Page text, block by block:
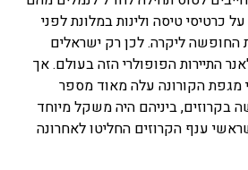
כרטיסי טיסה ולינות במלונת לפני
החופשה ליקרה. לכן רק ישראלים
התיירות הפופולרי הזה בעולם. אך
מגפת הקורונה עלה מאוד מספר
בקרוזים, ביניהם היה משקל מיוחד
ענף הקרוזים החליטו לאחרונה